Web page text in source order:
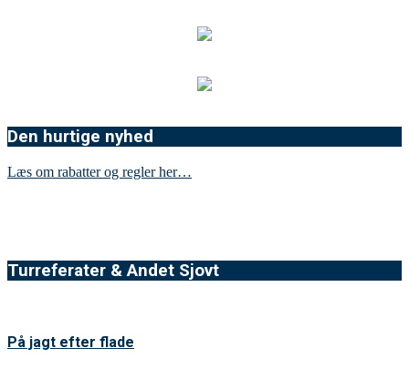
Den hurtige nyhed
Læs om rabatter og regler her…
Turreferater & Andet Sjovt
På jagt efter flade